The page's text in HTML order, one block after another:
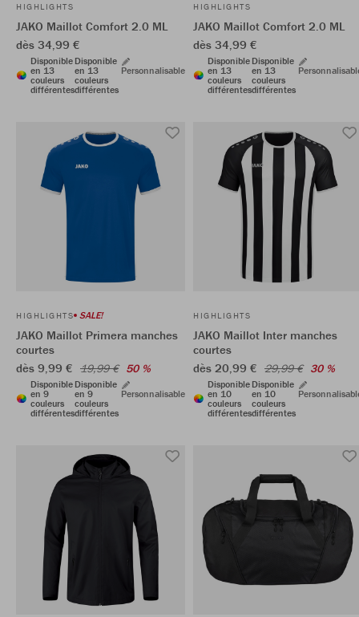
HIGHLIGHTS
JAKO Maillot Comfort 2.0 ML
dès 34,99 €
Disponible
en 13
couleurs
différentes
Disponible
en 13
couleurs
différentes
Personnalisable
HIGHLIGHTS
JAKO Maillot Comfort 2.0 ML
dès 34,99 €
Disponible
en 13
couleurs
différentes
Disponible
en 13
couleurs
différentes
HIGHLIGHTS SALE!
JAKO Maillot Primera manches
courtes
dès 9,99 € 19,99 € 50 %
Disponible
en 9
couleurs
différentes
Disponible
en 9
couleurs
différentes
Personnalisable
HIGHLIGHTS
JAKO Maillot Inter manches
courtes
dès 20,99 € 29,99 € 30 %
Disponible
en 10
couleurs
différentes
Disponible
en 10
couleurs
différentes